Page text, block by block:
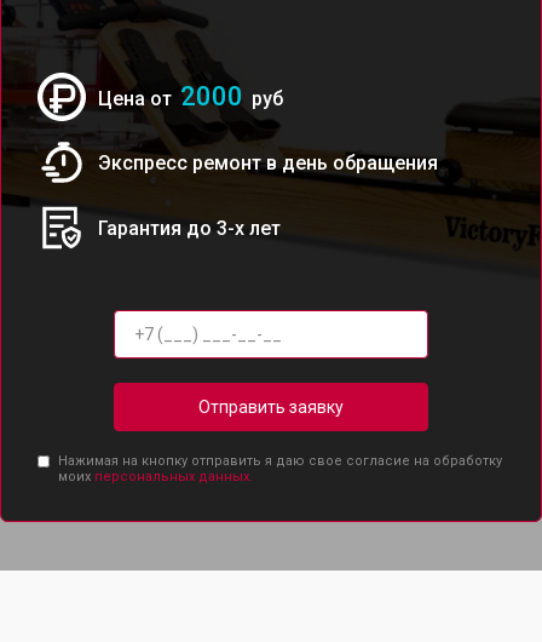
Цена от 2000 руб
Экспресс ремонт в день обращения
Гарантия до 3-х лет
Отправить заявку
Нажимая на кнопку отправить я даю свое согласие на обработку
моих персональных данных.